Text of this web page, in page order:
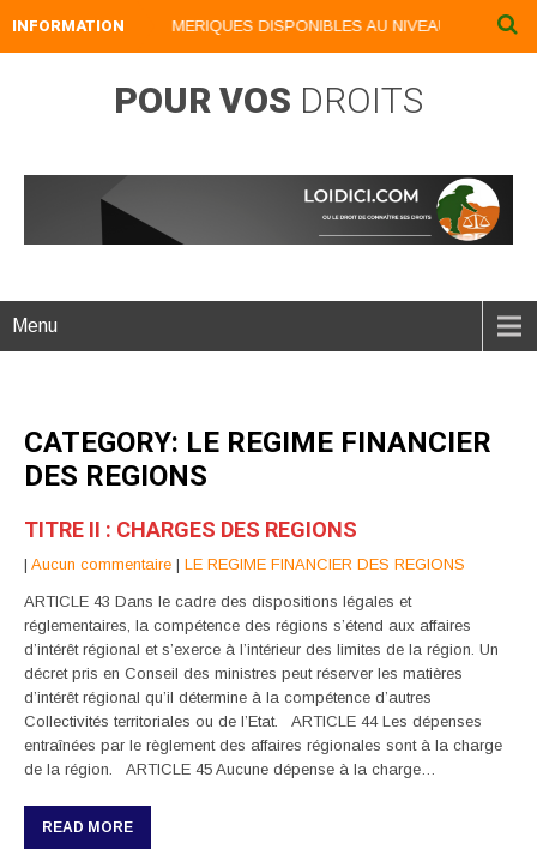
INFORMATION
NOS LIVRES NUMERIQUES DISPONIBLES AU NIVEAU DU MENU
POUR VOS DROITS
Menu
CATEGORY: LE REGIME FINANCIER
DES REGIONS
TITRE II : CHARGES DES REGIONS
| Aucun commentaire | LE REGIME FINANCIER DES REGIONS
ARTICLE 43 Dans le cadre des dispositions légales et
réglementaires, la compétence des régions s’étend aux affaires
d’intérêt régional et s’exerce à l’intérieur des limites de la région. Un
décret pris en Conseil des ministres peut réserver les matières
d’intérêt régional qu’il détermine à la compétence d’autres
Collectivités territoriales ou de l’Etat. ARTICLE 44 Les dépenses
entraînées par le règlement des affaires régionales sont à la charge
de la région. ARTICLE 45 Aucune dépense à la charge…
READ MORE